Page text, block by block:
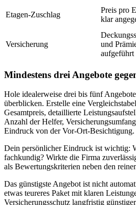
Etagen‑Zuschlag
Preis pro
klar
Versicherung
und
aufgeführt
Mindestens drei Angebote
Hole idealerweise drei bis fünf
überblicken. Erstelle eine
Gesamtpreis, detaillierte
Anzahl der Helfer,
Eindruck von der Vor‑Ort‑Besichtigung.
Dein persönlicher Eindruck ist wichtig:
fachkundig? Wirkte die Firma
als Bewertungskriterien neben den
Das günstigste Angebot ist nicht
etwas teureres Paket mit klaren
Versicherungsschutz langfristig